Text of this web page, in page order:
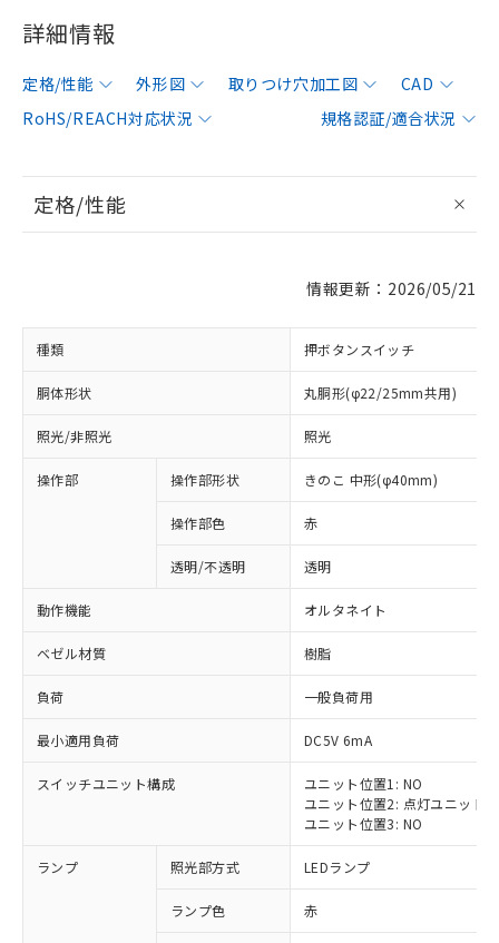
詳細情報
定格/性能 外形図 取りつけ穴加工図
CAD
RoHS/REACH対応状況
規格認証/適合状況
定格/性能
情報更新：2026/05/21
種類 押ボタンスイッチ
胴体形状 丸胴形(φ22/25mm共用)
照光/非照光 照光
操作部 操作部形状 きのこ 中形(φ40mm)
操作部色 赤
透明/不透明 透明
動作機能 オルタネイト
ベゼル材質 樹脂
負荷 一般負荷用
最小適用負荷 DC5V 6mA
スイッチユニット構成
ユニット位置1: NO
ユニット位置2: 点灯ユニット
ユニット位置3: NO
ランプ 照光部方式 LEDランプ
ランプ色 赤